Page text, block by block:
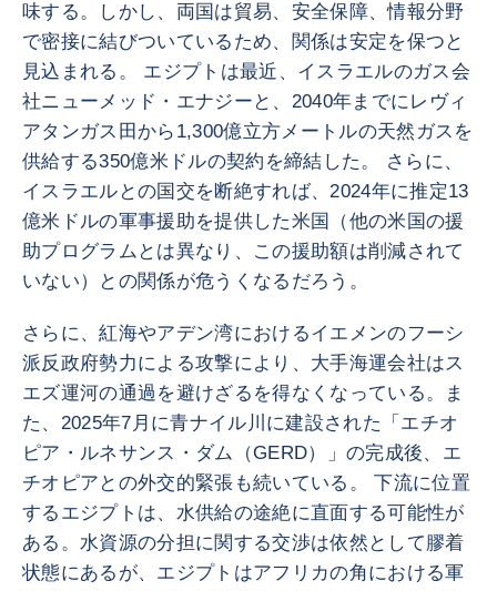
味する。しかし、両国は貿易、安全保障、情報分野
で密接に結びついているため、関係は安定を保つと
見込まれる。 エジプトは最近、イスラエルのガス会
社ニューメッド・エナジーと、2040年までにレヴィ
アタンガス田から1,300億立方メートルの天然ガスを
供給する350億米ドルの契約を締結した。 さらに、
イスラエルとの国交を断絶すれば、2024年に推定13
億米ドルの軍事援助を提供した米国（他の米国の援
助プログラムとは異なり、この援助額は削減されて
いない）との関係が危うくなるだろう。
さらに、紅海やアデン湾におけるイエメンのフーシ
派反政府勢力による攻撃により、大手海運会社はス
エズ運河の通過を避けざるを得なくなっている。ま
た、2025年7月に青ナイル川に建設された「エチオ
ピア・ルネサンス・ダム（GERD）」の完成後、エ
チオピアとの外交的緊張も続いている。 下流に位置
するエジプトは、水供給の途絶に直面する可能性が
ある。水資源の分担に関する交渉は依然として膠着
状態にあるが、エジプトはアフリカの角における軍